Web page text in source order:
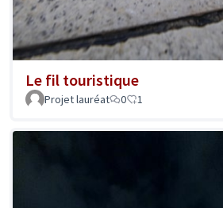
Le fil touristique
Projet lauréat 0 1